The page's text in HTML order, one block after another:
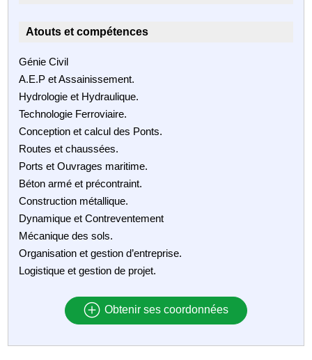
Atouts et compétences
Génie Civil
A.E.P et Assainissement.
Hydrologie et Hydraulique.
Technologie Ferroviaire.
Conception et calcul des Ponts.
Routes et chaussées.
Ports et Ouvrages maritime.
Béton armé et précontraint.
Construction métallique.
Dynamique et Contreventement
Mécanique des sols.
Organisation et gestion d’entreprise.
Logistique et gestion de projet.
Obtenir ses coordonnées